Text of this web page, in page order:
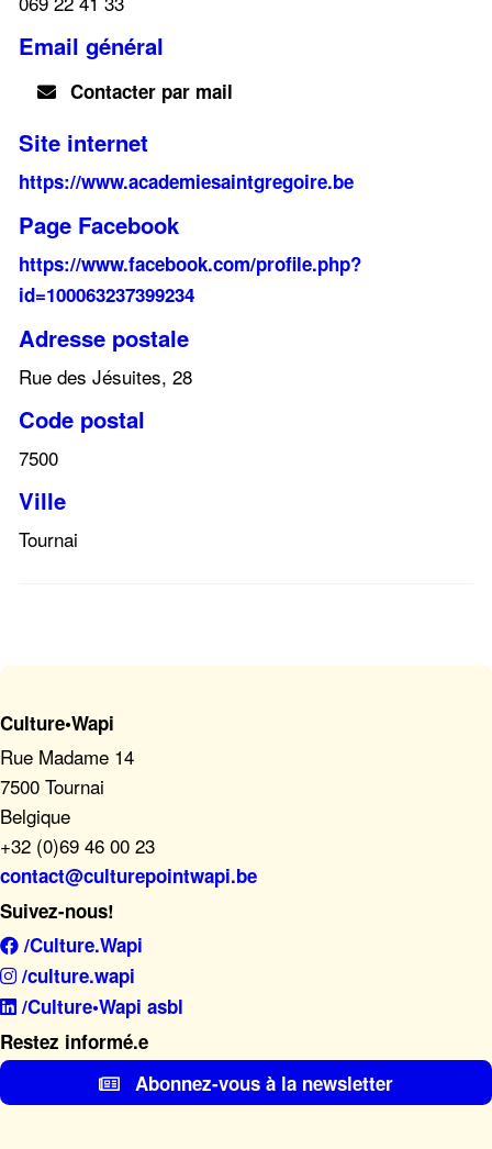
Email général
Contacter par mail
Site internet
https://www.academiesaintgregoire.be
Page Facebook
https://www.facebook.com/profile.php?
id=100063237399234
Adresse postale
Rue des Jésuites, 28
Code postal
7500
Ville
Tournai
Culture•Wapi
Rue Madame 14
7500 Tournai
Belgique
+32 (0)69 46 00 23
contact@culturepointwapi.be
Suivez-nous!
/Culture.Wapi
/culture.wapi
/Culture•Wapi asbl
Restez informé.e
Abonnez-vous à la newsletter